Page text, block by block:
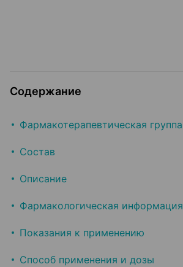
Содержание
Фармакотерапевтическая группа
Состав
Описание
Фармакологическая информация
Показания к применению
Способ применения и дозы